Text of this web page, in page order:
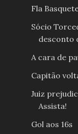
Fla
Sócio
desconto
A cara de
Capitão
Juiz
Assista!
Gol aos 16s